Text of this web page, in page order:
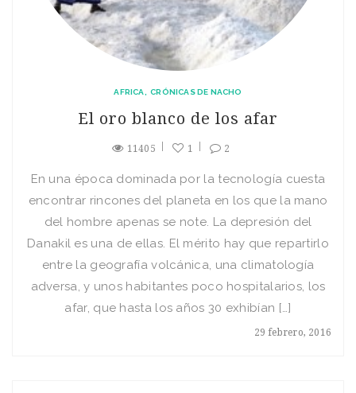
AFRICA CRÓNICAS DE NACHO
El oro blanco de los afar
11405 1 2
29 febrero, 2016
En una época dominada por la tecnología cuesta
encontrar rincones del planeta en los que la mano
del hombre apenas se note. La depresión del
Danakil es una de ellas. El mérito hay que repartirlo
entre la geografía volcánica, una climatología
adversa, y unos habitantes poco hospitalarios, los
afar, que hasta los años 30 exhibían […]